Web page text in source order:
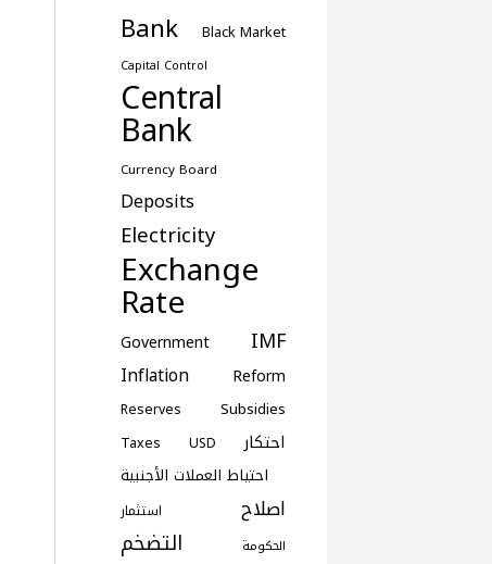
Bank Black Market
Capital Control
Central
Bank
Currency Board
Deposits
Electricity
Exchange
Rate
Government IMF
Inflation Reform
Reserves Subsidies
Taxes USD احتكار
احتياط العملات الأجنبية
استثمار اصلاح
التضخم
الحكومة